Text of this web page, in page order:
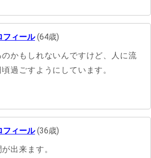
フィール(64歳)
かもしれないんですけど、人に流
過ごすようにしています。
フィール(36歳)
出来ます。